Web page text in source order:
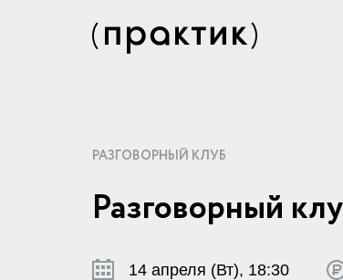
РАЗГОВОРНЫЙ КЛУБ
Разговорный
14 апреля (Вт), 18:30